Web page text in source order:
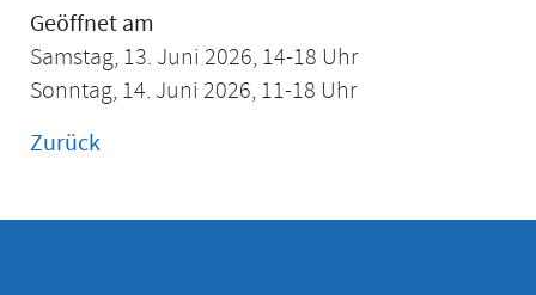
Geöffnet am
Samstag, 13. Juni 2026, 14-18 Uhr
Sonntag, 14. Juni 2026, 11-18 Uhr
Zurück